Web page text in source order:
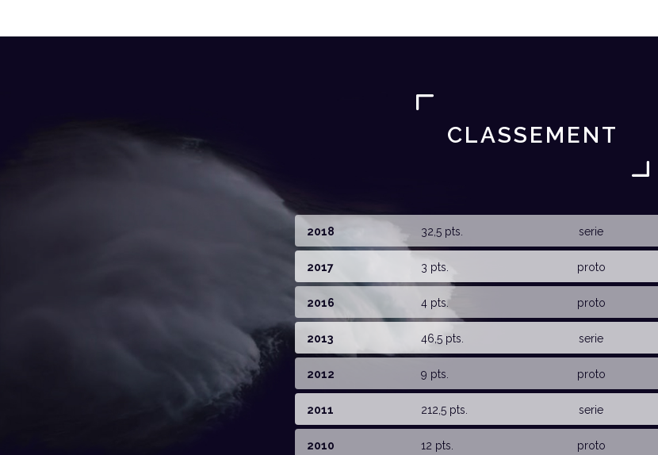
CLASSEMENT
2018 32,5 pts. serie
2017 3 pts. proto
2016 4 pts. proto
2013 46,5 pts. serie
2012 9 pts. proto
2011 212,5 pts. serie
2010 12 pts. proto